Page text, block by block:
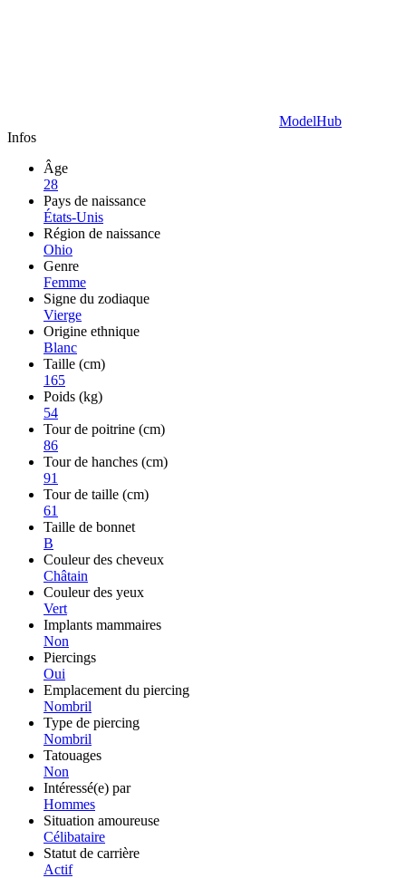
ModelHub
Infos
Âge
28
Pays de naissance
États-Unis
Région de naissance
Ohio
Genre
Femme
Signe du zodiaque
Vierge
Origine ethnique
Blanc
Taille (cm)
165
Poids (kg)
54
Tour de poitrine (cm)
86
Tour de hanches (cm)
91
Tour de taille (cm)
61
Taille de bonnet
B
Couleur des cheveux
Châtain
Couleur des yeux
Vert
Implants mammaires
Non
Piercings
Oui
Emplacement du piercing
Nombril
Type de piercing
Nombril
Tatouages
Non
Intéressé(e) par
Hommes
Situation amoureuse
Célibataire
Statut de carrière
Actif